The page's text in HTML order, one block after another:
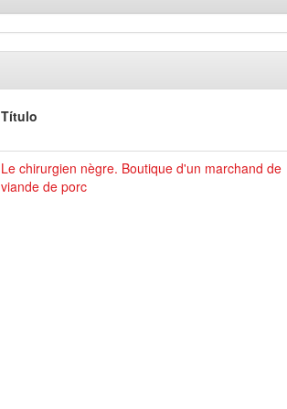
Título
Le chirurgien nègre. Boutique d'un marchand de
viande de porc